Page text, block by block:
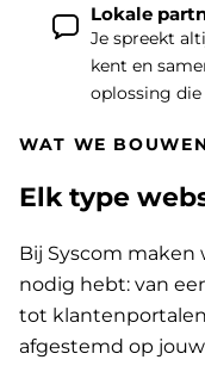
Lokale
Je spreekt
kent en
oplossing
WAT WE
Elk type
Bij Syscom maken
nodig hebt: van
tot
afgestemd op